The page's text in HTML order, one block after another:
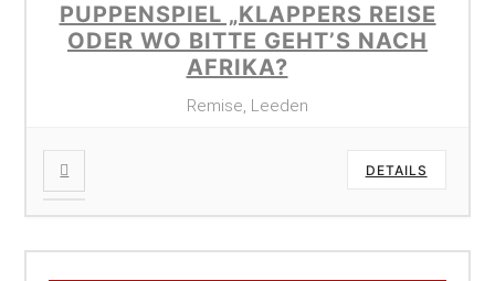
PUPPENSPIEL „KLAPPERS REISE
ODER WO BITTE GEHT’S NACH
AFRIKA?
Remise, Leeden
DETAILS